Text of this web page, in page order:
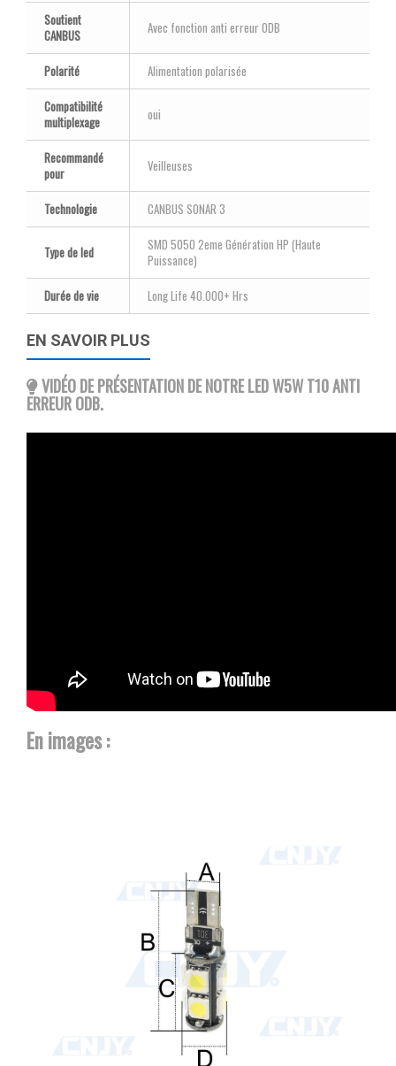
Soutient
CANBUS
Avec fonction anti erreur ODB
Polarité
Alimentation polarisée
Compatibilité
multiplexage
oui
Recommandé
pour
Veilleuses
Technologie CANBUS SONAR 3
Type de led
SMD 5050 2eme Génération HP (Haute
Puissance)
Durée de vie
Long Life 40.000+ Hrs
EN SAVOIR PLUS
VIDÉO DE PRÉSENTATION DE NOTRE LED W5W T10 ANTI
ERREUR ODB.
En images :